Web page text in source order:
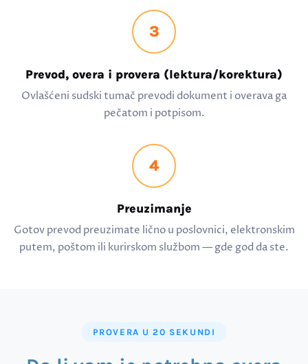
3
Prevod, overa i provera (lektura/korektura)
Ovlašćeni sudski tumač prevodi dokument i overava ga
pečatom i potpisom.
4
Preuzimanje
Gotov prevod preuzimate lično u poslovnici, elektronskim
putem, poštom ili kurirskom službom — gde god da ste.
PROVERA U 20 SEKUNDI